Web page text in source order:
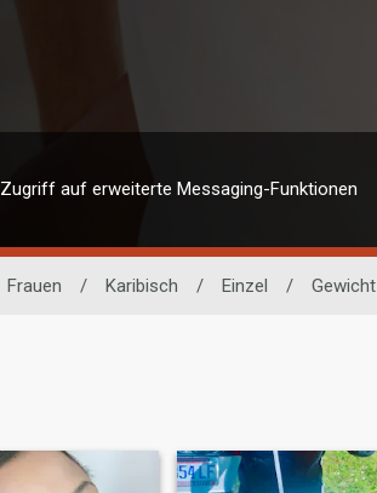
Zugriff auf erweiterte Messaging-Funktionen
Frauen / Karibisch / Einzel / Gewicht